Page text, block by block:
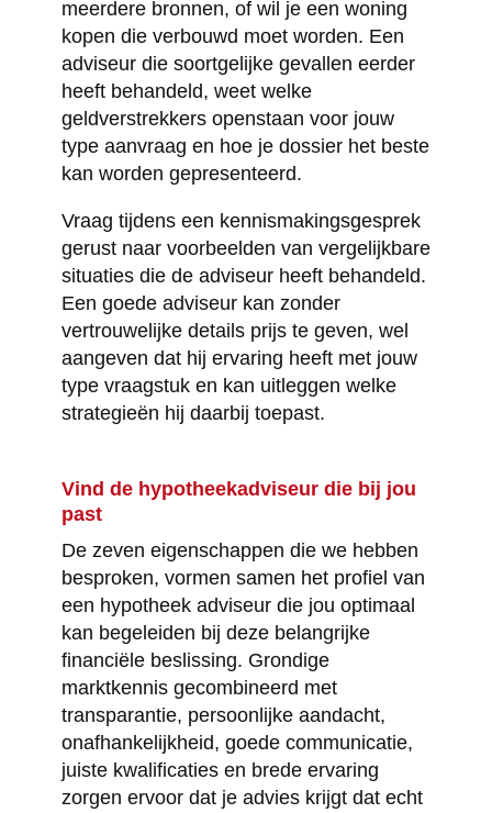
meerdere bronnen, of wil je een woning
kopen die verbouwd moet worden. Een
adviseur die soortgelijke gevallen eerder
heeft behandeld, weet welke
geldverstrekkers openstaan voor jouw
type aanvraag en hoe je dossier het beste
kan worden gepresenteerd.
Vraag tijdens een kennismakingsgesprek
gerust naar voorbeelden van vergelijkbare
situaties die de adviseur heeft behandeld.
Een goede adviseur kan zonder
vertrouwelijke details prijs te geven, wel
aangeven dat hij ervaring heeft met jouw
type vraagstuk en kan uitleggen welke
strategieën hij daarbij toepast.
Vind de hypotheekadviseur die bij jou
past
De zeven eigenschappen die we hebben
besproken, vormen samen het profiel van
een hypotheek adviseur die jou optimaal
kan begeleiden bij deze belangrijke
financiële beslissing. Grondige
marktkennis gecombineerd met
transparantie, persoonlijke aandacht,
onafhankelijkheid, goede communicatie,
juiste kwalificaties en brede ervaring
zorgen ervoor dat je advies krijgt dat echt